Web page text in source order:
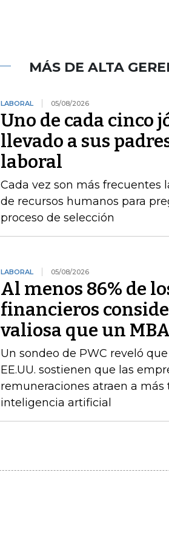
MÁS DE ALTA
LABORAL 05/08/2026
Uno de cada cinco
llevado a sus
laboral
Cada vez son más frecuentes
de recursos humanos para
proceso de selección
LABORAL 05/08/2026
Al menos 86% de
financieros
valiosa que un MBA
Un sondeo de PWC reveló
EE.UU. sostienen que las
remuneraciones atraen a
inteligencia artificial